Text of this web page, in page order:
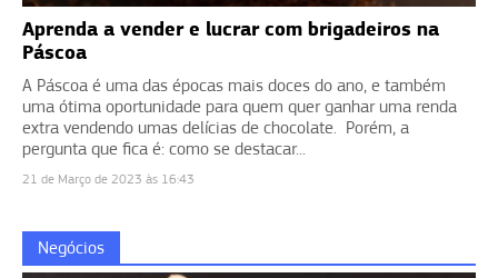
Aprenda a vender e lucrar com brigadeiros na
Páscoa
A Páscoa é uma das épocas mais doces do ano, e também
uma ótima oportunidade para quem quer ganhar uma renda
extra vendendo umas delícias de chocolate. Porém, a
pergunta que fica é: como se destacar...
21 de Março de 2023 às 16:43
Negócios